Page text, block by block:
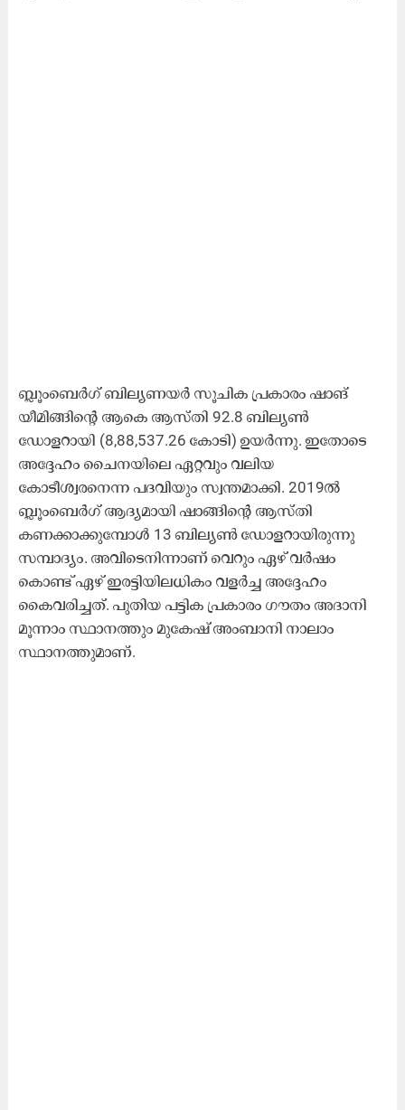
ബ്ലൂംബെർഗ് ബില്യണയർ സൂചിക പ്രകാരം ഷാങ്
യീമിങ്ങിന്റെ ആകെ ആസ്തി 92.8 ബില്യൺ
ഡോളറായി (8,88,537.26 കോടി) ഉയർന്നു. ഇതോടെ
അദ്ദേഹം ചൈനയിലെ ഏറ്റവും വലിയ
കോടീശ്വരനെന്ന പദവിയും സ്വന്തമാക്കി. 2019ൽ
ബ്ലൂംബെർഗ് ആദ്യമായി ഷാങ്ങിന്റെ ആസ്തി
കണക്കാക്കുമ്പോൾ 13 ബില്യൺ ഡോളറായിരുന്നു
സമ്പാദ്യം. അവിടെനിന്നാണ് വെറും ഏഴ് വർഷം
കൊണ്ട് ഏഴ് ഇരട്ടിയിലധികം വളർച്ച അദ്ദേഹം
കൈവരിച്ചത്. പുതിയ പട്ടിക പ്രകാരം ഗൗതം അദാനി
മൂന്നാം സ്ഥാനത്തും മുകേഷ് അംബാനി നാലാം
സ്ഥാനത്തുമാണ്.